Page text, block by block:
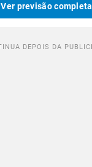
Ver previsão completa